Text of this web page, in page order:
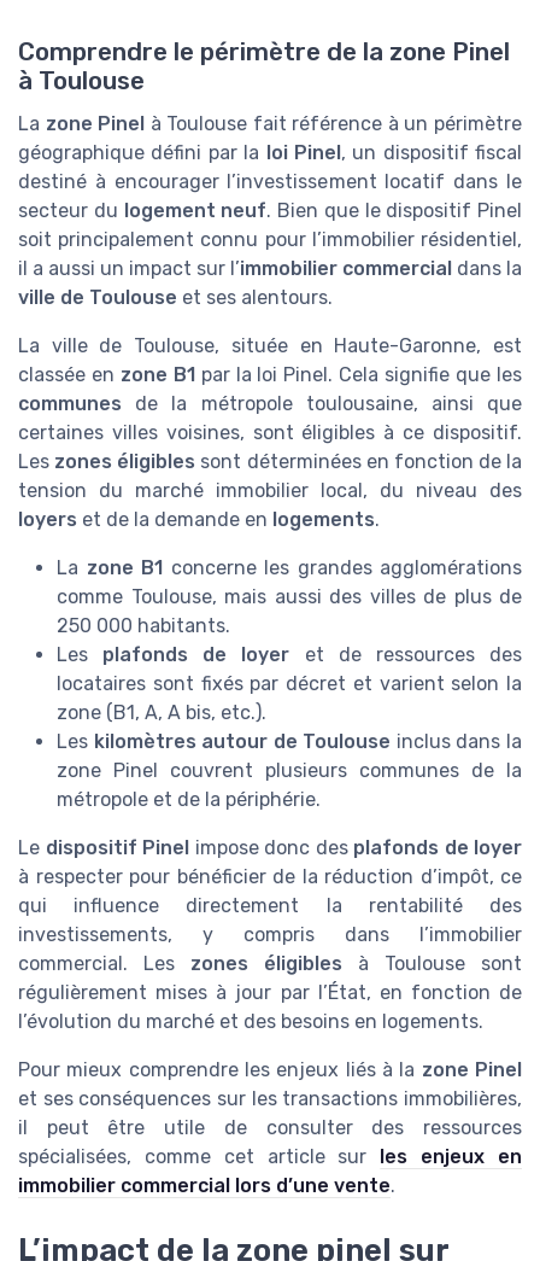
Comprendre le périmètre de la zone Pinel
à Toulouse
La zone Pinel à Toulouse fait référence à un périmètre
géographique défini par la loi Pinel, un dispositif fiscal
destiné à encourager l’investissement locatif dans le
secteur du logement neuf. Bien que le dispositif Pinel
soit principalement connu pour l’immobilier résidentiel,
il a aussi un impact sur l’immobilier commercial dans la
ville de Toulouse et ses alentours.
La ville de Toulouse, située en Haute-Garonne, est
classée en zone B1par la loi Pinel. Cela signifie que les
communes de la métropole toulousaine, ainsi que
certaines villes voisines, sont éligibles à ce dispositif.
Les zones éligibles sont déterminées en fonction de la
tension du marché immobilier local, du niveau des
loyers et de la demande en logements.
La zone B1 concerne les grandes agglomérations
comme Toulouse, mais aussi des villes de plus de
250 000 habitants.
Les plafonds de loyer et de ressources des
locataires sont fixés par décret et varient selon la
zone (B1, A, A bis, etc.).
Les kilomètres autour de Toulouse inclus dans la
zone Pinel couvrent plusieurs communes de la
métropole et de la périphérie.
Le dispositif Pinel impose donc des plafonds de loyer
à respecter pour bénéficier de la réduction d’impôt, ce
qui influence directement la rentabilité des
investissements, y compris dans l’immobilier
commercial. Les zones éligibles à Toulouse sont
régulièrement mises à jour par l’État, en fonction de
l’évolution du marché et des besoins en logements.
Pour mieux comprendre les enjeux liés à la zone Pinel
et ses conséquences sur les transactions immobilières,
il peut être utile de consulter des ressources
spécialisées, comme cet article sur les enjeux en
immobilier commercial lors d’une vente.
L’impact de la zone pinel sur